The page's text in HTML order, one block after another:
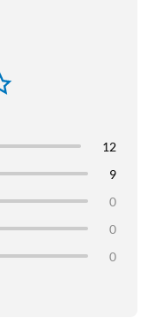
12
9
0
0
0